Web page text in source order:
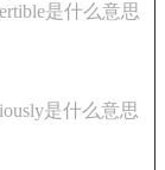
是什么意思
是什么意思